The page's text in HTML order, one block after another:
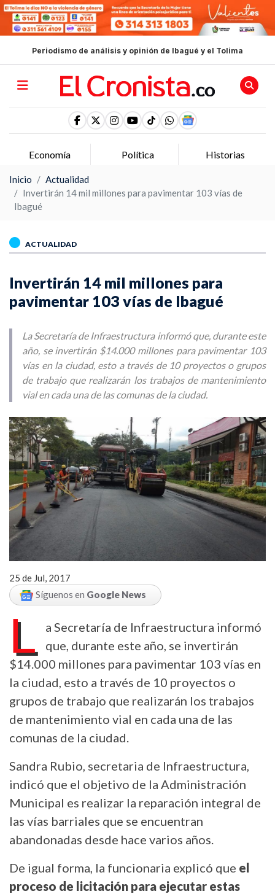
Periodismo de análisis y opinión de Ibagué y el Tolima
Economía Política Historias
Inicio
Actualidad
Invertirán 14 mil millones para pavimentar 103 vías de
Ibagué
ACTUALIDAD
Invertirán 14 mil millones para
pavimentar 103 vías de Ibagué
La Secretaría de Infraestructura informó que, durante este
año, se invertirán $14.000 millones para pavimentar 103
vías en la ciudad, esto a través de 10 proyectos o grupos
de trabajo que realizarán los trabajos de mantenimiento
vial en cada una de las comunas de la ciudad.
25 de Jul, 2017
Síguenos en Google News
L
a Secretaría de Infraestructura informó
que, durante este año, se invertirán
$14.000 millones para pavimentar 103 vías en
la ciudad, esto a través de 10 proyectos o
grupos de trabajo que realizarán los trabajos
de mantenimiento vial en cada una de las
comunas de la ciudad.
Sandra Rubio, secretaria de Infraestructura,
indicó que el objetivo de la Administración
Municipal es realizar la reparación integral de
las vías barriales que se encuentran
abandonadas desde hace varios años.
De igual forma, la funcionaria explicó que el
proceso de licitación para ejecutar estas